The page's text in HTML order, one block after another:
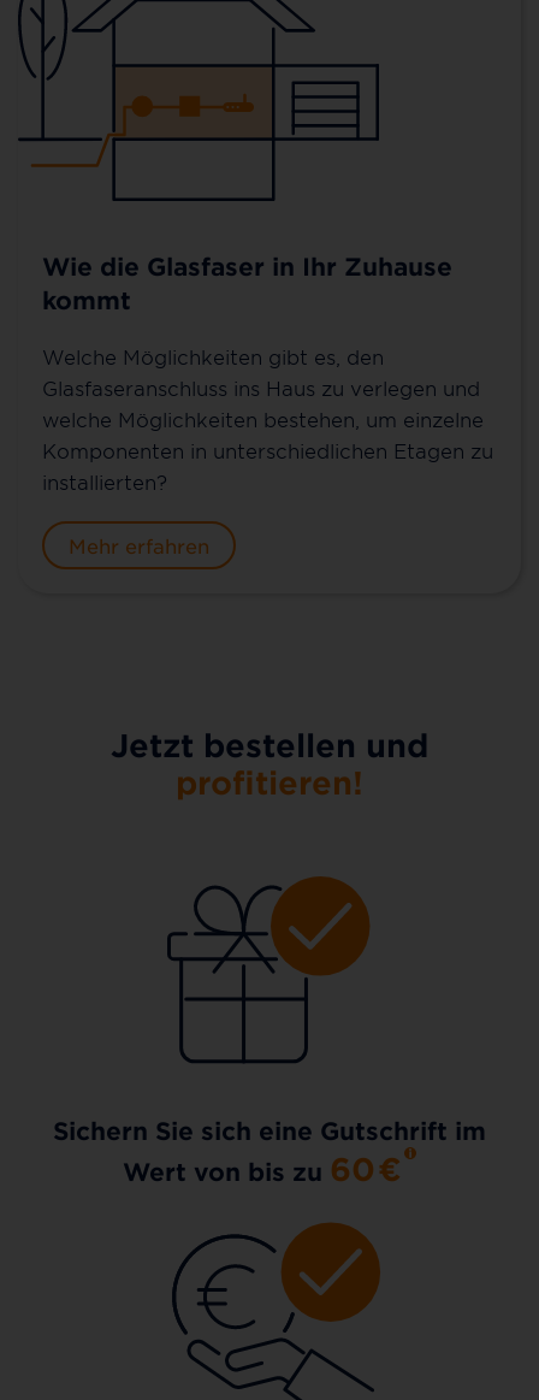
Wie die Glasfaser in Ihr Zuhause
kommt
Welche Möglichkeiten gibt es, den
Glasfaseranschluss ins Haus zu verlegen und
welche Möglichkeiten bestehen, um einzelne
Komponenten in unterschiedlichen Etagen zu
installierten?
Mehr erfahren
Jetzt bestellen und
profitieren!
Sichern Sie sich eine Gutschrift im
Wert von bis zu 60€